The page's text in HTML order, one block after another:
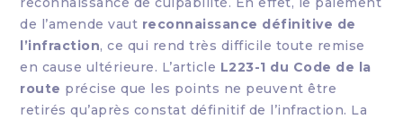
de l’amende vaut reconnaissance définitive de
l’infraction, ce qui rend très difficile toute remise
en cause ultérieure. L’article L223-1 du Code de la
route précise que les points ne peuvent être
retirés qu’après constat définitif de l’infraction. La